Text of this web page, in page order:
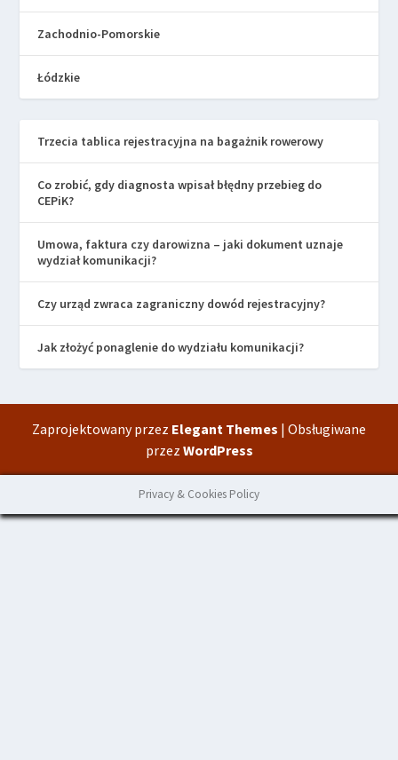
Zachodnio-Pomorskie
Łódzkie
Trzecia tablica rejestracyjna na bagażnik rowerowy
Co zrobić, gdy diagnosta wpisał błędny przebieg do
CEPiK?
Umowa, faktura czy darowizna – jaki dokument uznaje
wydział komunikacji?
Czy urząd zwraca zagraniczny dowód rejestracyjny?
Jak złożyć ponaglenie do wydziału komunikacji?
Zaprojektowany przez Elegant Themes | Obsługiwane
przez WordPress
Privacy & Cookies Policy